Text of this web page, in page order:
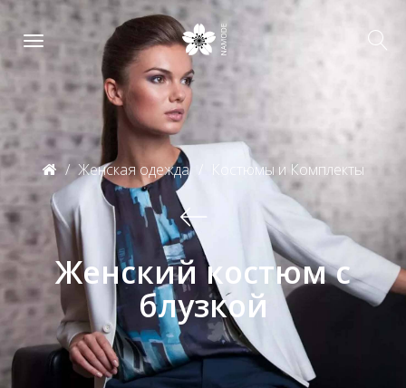
Женская одежда Костюмы и Комплекты
Женский костюм с
блузкой